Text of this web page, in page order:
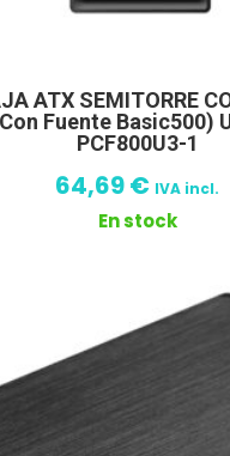
ATX SEMITORRE
Fuente Basic500)
PCF800U3-1
64,69€ IVA incl.
En stock